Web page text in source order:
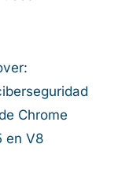
Chrome
en V8